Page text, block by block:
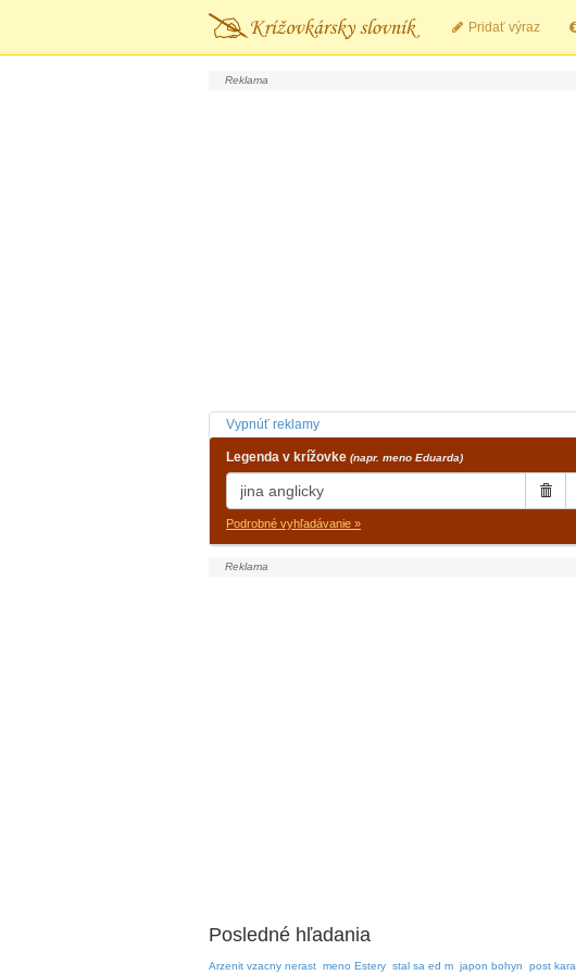
Pridať výraz
Vypnúť reklamy
Legenda v krížovke (napr. meno Eduarda)
Podrobné vyhľadávanie »
Posledné hľadania
Arzenit vzacny nerast meno Estery stal sa ed m japon bohyn post kara